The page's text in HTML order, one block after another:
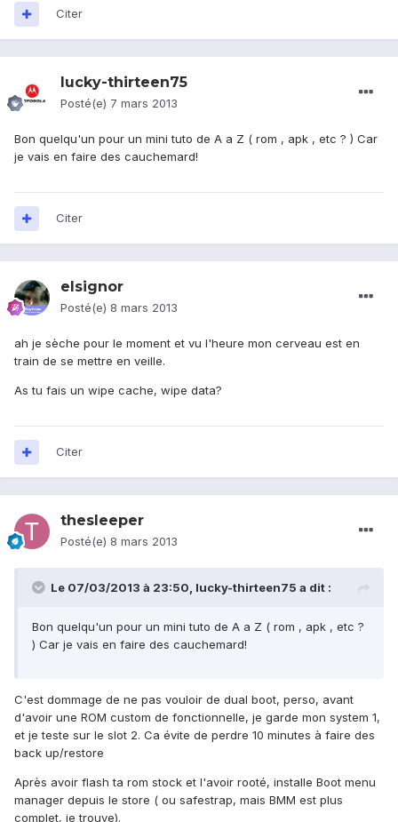
Citer
lucky-thirteen75
Posté(e) 7 mars 2013
Bon quelqu'un pour un mini tuto de A a Z ( rom , apk , etc ? ) Car
je vais en faire des cauchemard!
Citer
elsignor
Posté(e) 8 mars 2013
ah je sèche pour le moment et vu l'heure mon cerveau est en
train de se mettre en veille.
As tu fais un wipe cache, wipe data?
Citer
thesleeper
Posté(e) 8 mars 2013
Le 07/03/2013 à 23:50, lucky-thirteen75 a dit :
Bon quelqu'un pour un mini tuto de A a Z ( rom , apk , etc ?
) Car je vais en faire des cauchemard!
C'est dommage de ne pas vouloir de dual boot, perso, avant
d'avoir une ROM custom de fonctionnelle, je garde mon system 1,
et je teste sur le slot 2. Ca évite de perdre 10 minutes à faire des
back up/restore
Après avoir flash ta rom stock et l'avoir rooté, installe Boot menu
manager depuis le store ( ou safestrap, mais BMM est plus
complet, je trouve).